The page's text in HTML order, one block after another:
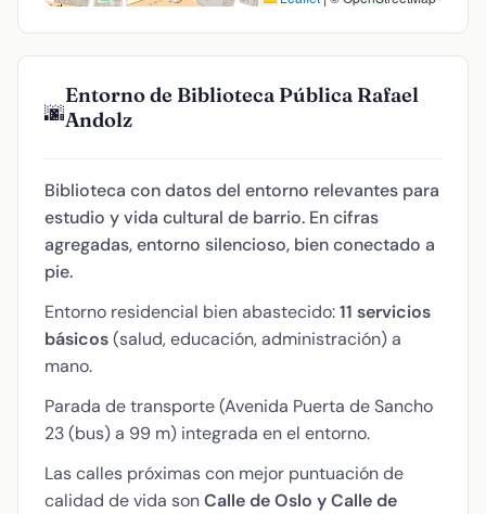
🌆
Entorno de Biblioteca Pública Rafael
Andolz
Biblioteca con datos del entorno relevantes para
estudio y vida cultural de barrio. En cifras
agregadas, entorno silencioso, bien conectado a
pie.
Entorno residencial bien abastecido:11 servicios
básicos(salud, educación, administración) a
mano.
Parada de transporte (Avenida Puerta de Sancho
23 (bus) a 99 m) integrada en el entorno.
Las calles próximas con mejor puntuación de
calidad de vida sonCalle de Oslo y Calle de